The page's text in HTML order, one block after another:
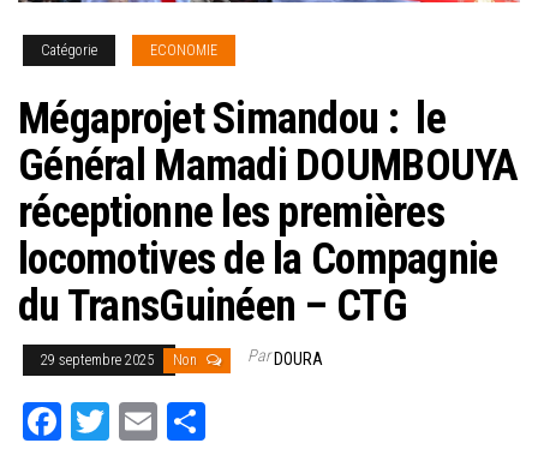
Catégorie ECONOMIE
Mégaprojet Simandou : le
Général Mamadi DOUMBOUYA
réceptionne les premières
locomotives de la Compagnie
du TransGuinéen – CTG
29 septembre 2025 Non ParDOURA
Fa T
E